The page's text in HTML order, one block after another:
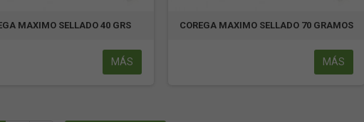
MAXIMO SELLADO 40 GRS
MÁS
COREGA MAXIMO SELLADO 70 GRAMOS
MÁS